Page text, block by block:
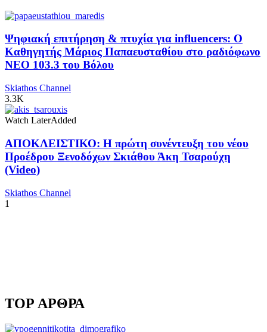
Ψηφιακή επιτήρηση & πτυχία για influencers: Ο
Καθηγητής Μάριος Παπαευσταθίου στο ραδιόφωνο
NEO 103.3 του Βόλου
Skiathos Channel
3.3K
Watch LaterAdded
ΑΠΟΚΛΕΙΣΤΙΚΟ: Η πρώτη συνέντευξη του νέου
Προέδρου Ξενοδόχων Σκιάθου Άκη Τσαρούχη
(Video)
Skiathos Channel
1
TOP ΑΡΘΡΑ